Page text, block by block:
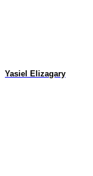
Yasiel Elizagary